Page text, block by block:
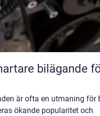
är ofta en utmaning för
ökande popularitet och